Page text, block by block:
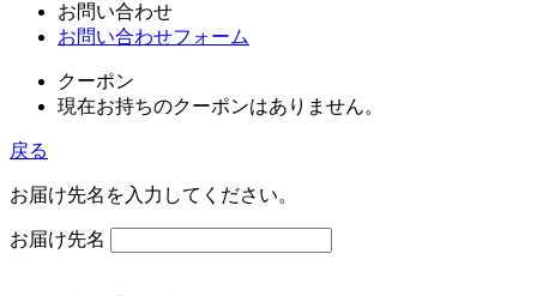
お問い合わせ
お問い合わせフォーム
クーポン
現在お持ちのクーポンはありません。
戻る
お届け先名を入力してください。
お届け先名